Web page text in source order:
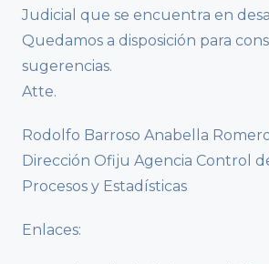
Judicial que se encuentra en
Quedamos a disposición para
sugerencias.
Atte.
Rodolfo Barroso Anabella
Dirección Ofiju Agencia Control
Procesos y Estadísticas
Enlaces: